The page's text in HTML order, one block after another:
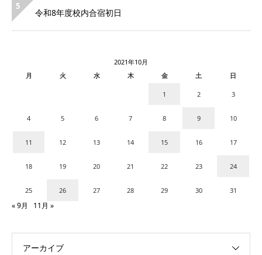
5
令和8年度校内合宿初日
2021年10月
月
火 水 木 金 土 日
1 2 3
4 5 6 7 8 9 10
11 12 13 14 15 16 17
18 19 20 21 22 23 24
25 26 27 28 29 30 31
« 9月 11月 »
アーカイブ